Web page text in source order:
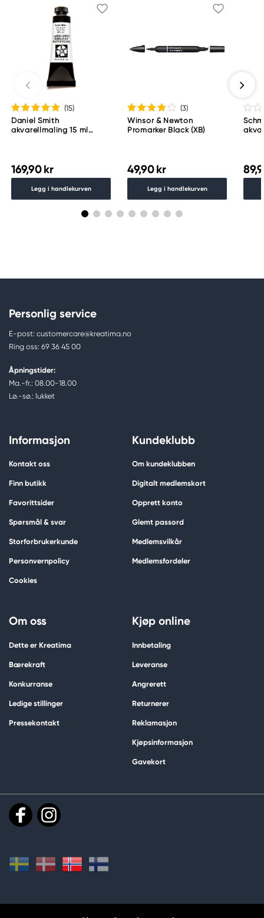
(15)
Daniel Smith
akvarellmaling 15 ml
169,90 kr
Legg i handlekurven
(3)
Winsor & Newton
Promarker Black (XB)
49,90 kr
Legg i handlekurven
Personlig service
E-post: customercare@kreatima.no
Ring oss: 69 36 45 00
Åpningstider:
Ma.-fr.: 08.00-18.00
Lø.-sø.: lukket
Informasjon
Kontakt oss
Finn butikk
Favorittsider
Spørsmål & svar
Storforbrukerkunde
Personvernpolicy
Cookies
Kundeklubb
Om kundeklubben
Digitalt medlemskort
Opprett konto
Glemt passord
Medlemsvilkår
Medlemsfordeler
Om oss
Dette er Kreatima
Bærekraft
Konkurranse
Ledige stillinger
Pressekontakt
Kjøp online
Innbetaling
Leveranse
Angrerett
Returnerer
Reklamasjon
Kjøpsinformasjon
Gavekort